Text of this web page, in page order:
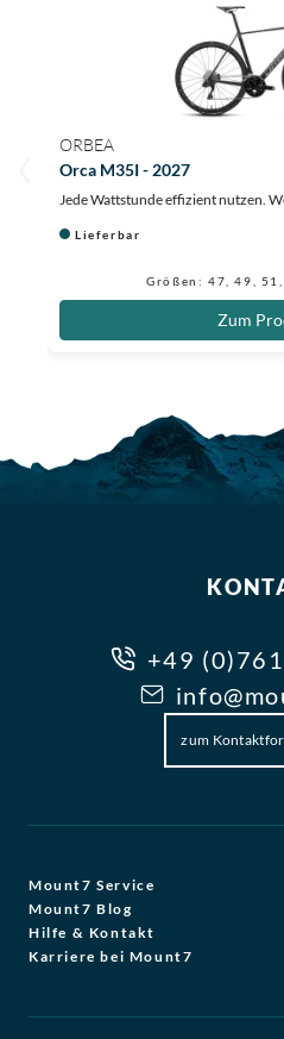
ORBEA
Orca M35I - 2027
Jede Wattstunde effizient nutzen.
Lieferbar
Größen: 47, 49,
Zum
+49
zum
Mount7 Service
Mount7 Blog
Hilfe & Kontakt
Karriere bei Mount7